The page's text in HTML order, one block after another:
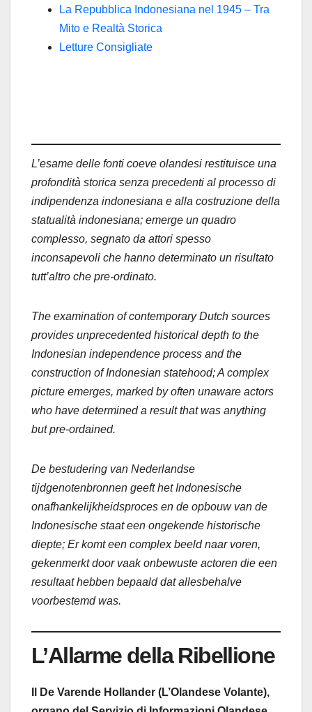
La Repubblica Indonesiana nel 1945 – Tra
Mito e Realtà Storica
Letture Consigliate
L’esame delle fonti coeve olandesi restituisce una
profondità storica senza precedenti al processo di
indipendenza indonesiana e alla costruzione della
statualità indonesiana; emerge un quadro
complesso, segnato da attori spesso
inconsapevoli che hanno determinato un risultato
tutt’altro che pre-ordinato.
The examination of contemporary Dutch sources
provides unprecedented historical depth to the
Indonesian independence process and the
construction of Indonesian statehood; A complex
picture emerges, marked by often unaware actors
who have determined a result that was anything
but pre-ordained.
De bestudering van Nederlandse
tijdgenotenbronnen geeft het Indonesische
onafhankelijkheidsproces en de opbouw van de
Indonesische staat een ongekende historische
diepte; Er komt een complex beeld naar voren,
gekenmerkt door vaak onbewuste actoren die een
resultaat hebben bepaald dat allesbehalve
voorbestemd was.
L’Allarme della Ribellione
Il De Varende Hollander (L’Olandese Volante),